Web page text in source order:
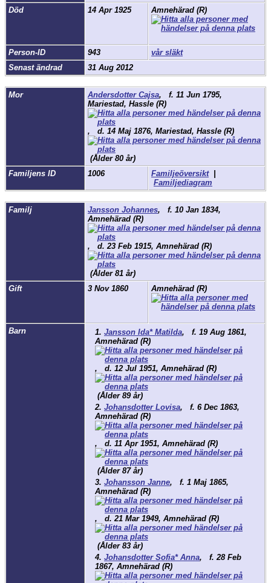
Död
14 Apr 1925 Amnehärad (R)
Person-ID 943
vår släkt
Senast ändrad
31 Aug 2012
Mor Andersdotter Cajsa, f. 11 Jun 1795,
Mariestad, Hassle (R)
, d. 14 Maj 1876, Mariestad, Hassle (R)
(Ålder 80 år)
Familjens ID
1006 Familjeöversikt|
Familjediagram
Familj Jansson Johannes, f. 10 Jan 1834,
Amnehärad (R)
, d. 23 Feb 1915, Amnehärad (R)
(Ålder 81 år)
Gift
3 Nov 1860 Amnehärad (R)
Barn 1. Jansson Ida* Matilda, f. 19 Aug 1861,
Amnehärad (R)
, d. 12 Jul 1951, Amnehärad (R)
(Ålder 89 år)
2. Johansdotter Lovisa, f. 6 Dec 1863,
Amnehärad (R)
, d. 11 Apr 1951, Amnehärad (R)
(Ålder 87 år)
3. Johansson Janne, f. 1 Maj 1865,
Amnehärad (R)
, d. 21 Mar 1949, Amnehärad (R)
(Ålder 83 år)
4. Johansdotter Sofia* Anna, f. 28 Feb
1867, Amnehärad (R)